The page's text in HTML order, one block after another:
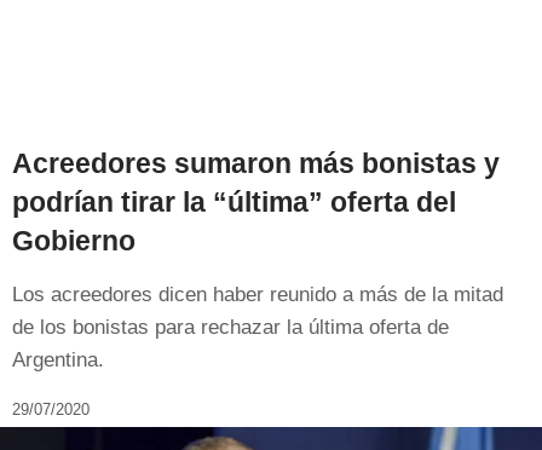
Acreedores sumaron más bonistas y
podrían tirar la “última” oferta del
Gobierno
Los acreedores dicen haber reunido a más de la mitad
de los bonistas para rechazar la última oferta de
Argentina.
29/07/2020